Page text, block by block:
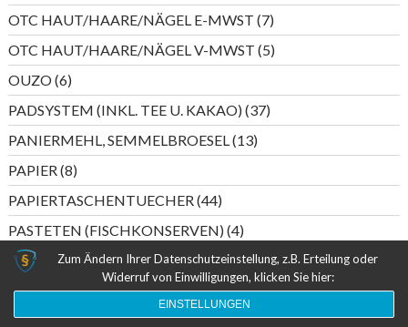
Produkte
OTC HAUT/HAARE/NÄGEL E-MWST 77
Produkte
OTC HAUT/HAARE/NÄGEL V-MWST 55
Produkte
OUZO 66
Produkte
PADSYSTEM (INKL. TEE U. KAKAO) 3737
Produkte
PANIERMEHL, SEMMELBROESEL 1313
Produkte
PAPIER 88
Produkte
PAPIERTASCHENTUECHER 4444
Produkte
PASTETEN (FISCHKONSERVEN) 44
PASTETEN (WURST) 66
Produkte
PERLWEIN DEUTSCHLAND 55
Produkte
PERLWEIN ITALIEN/SPANIEN 2020
Zum Ändern Ihrer Datenschutzeinstellung, z.B. Erteilung oder
Widerruf von Einwilligungen, klicken Sie hier:
EINSTELLUNGEN